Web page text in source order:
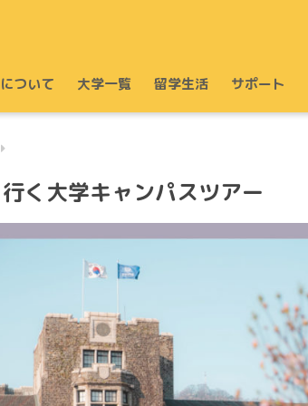
ついて 大学一覧 留学生活 サポート
く大学キャンパスツアー